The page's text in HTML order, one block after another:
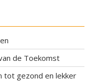
de Toekomst
tot gezond en lekker